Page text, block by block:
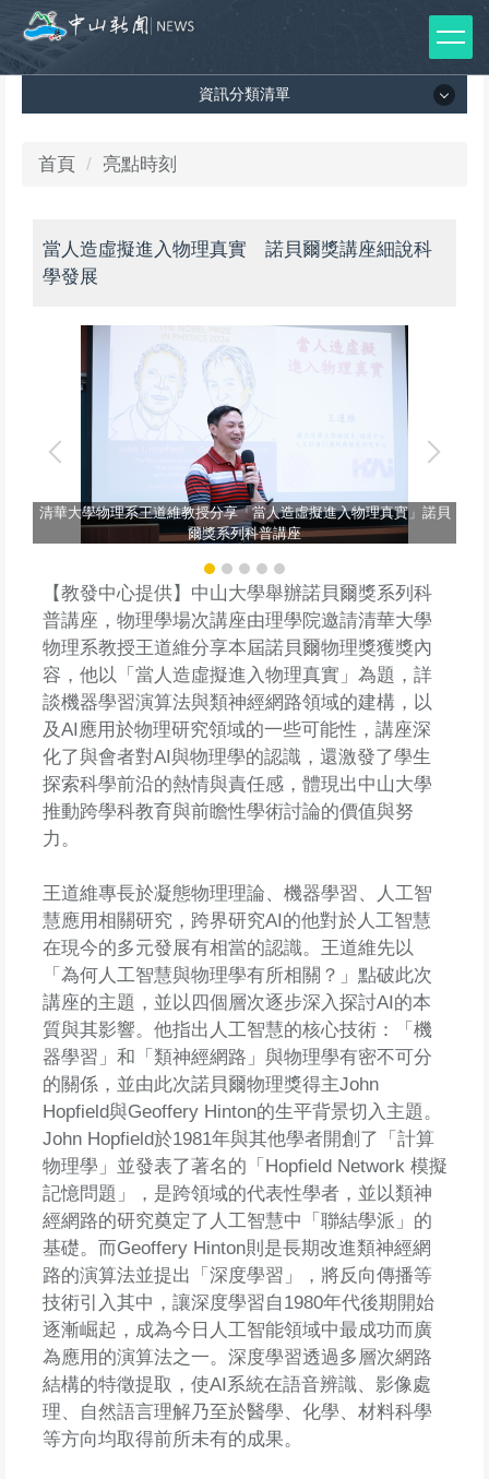
到
主
資訊分類清單
資訊分類清單
媒體報導
師生榮譽
首頁 亮點時刻
當人造虛擬進入物理真實 諾貝爾獎講座細說科
學發展
清華大學物理系王道維教授分享「當人造虛擬進入物理真實」諾貝
爾獎系列科普講座
【教發中心提供】中山大學舉辦諾貝爾獎系列科
普講座，物理學場次講座由理學院邀請清華大學
物理系教授王道維分享本屆諾貝爾物理獎獲獎內
容，他以「當人造虛擬進入物理真實」為題，詳
談機器學習演算法與類神經網路領域的建構，以
及AI應用於物理研究領域的一些可能性，講座深
化了與會者對AI與物理學的認識，還激發了學生
探索科學前沿的熱情與責任感，體現出中山大學
推動跨學科教育與前瞻性學術討論的價值與努
力。
王道維專長於凝態物理理論、機器學習、人工智
慧應用相關研究，跨界研究AI的他對於人工智慧
在現今的多元發展有相當的認識。王道維先以
「為何人工智慧與物理學有所相關？」點破此次
講座的主題，並以四個層次逐步深入探討AI的本
質與其影響。他指出人工智慧的核心技術：「機
器學習」和「類神經網路」與物理學有密不可分
的關係，並由此次諾貝爾物理獎得主John
Hopfield與Geoffery Hinton的生平背景切入主題。
John Hopfield於1981年與其他學者開創了「計算
物理學」並發表了著名的「Hopfield Network 模擬
記憶問題」，是跨領域的代表性學者，並以類神
經網路的研究奠定了人工智慧中「聯結學派」的
基礎。而Geoffery Hinton則是長期改進類神經網
路的演算法並提出「深度學習」，將反向傳播等
技術引入其中，讓深度學習自1980年代後期開始
逐漸崛起，成為今日人工智能領域中最成功而廣
為應用的演算法之一。深度學習透過多層次網路
結構的特徵提取，使AI系統在語音辨識、影像處
理、自然語言理解乃至於醫學、化學、材料科學
等方向均取得前所未有的成果。